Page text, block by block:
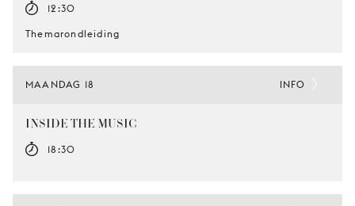
12:30
Themarondleiding
MAANDAG 18
INSIDE THE MUSIC
18:30
INFO